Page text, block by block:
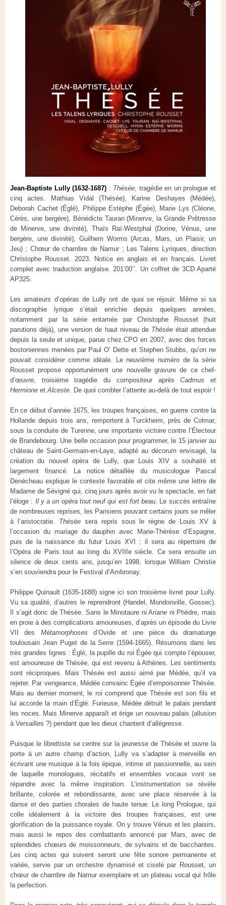
Jean-Baptiste Lully (1632-1687) : Thésée , tragédie en un prologue et
cinq actes. Mathias Vidal (Thésée), Karine Deshayes (Médée),
Deborah Cachet (Églé), Philippe Estèphe (Égée), Marie Lys (Cléone,
Cérès, une bergère), Bénédicte Tauran (Minerve, la Grande Prêtresse
de Minerve, une divinité), Thaïs Raï-Westphal (Dorine, Vénus, une
bergère, une divinité), Guilhem Worms (Arcas, Mars, un Plaisir, un
Jeu) ; Chœur de chambre de Namur ; Les Talens Lyriques, direction
Christophe Rousset. 2023. Notice en anglais et en français. Livret
complet avec traduction anglaise. 201’00’’. Un coffret de 3CD Aparté
AP325.
Les amateurs d’opéras de Lully ont de quoi se réjouir. Même si sa
discographie lyrique s’était enrichie depuis quelques années,
notamment par la série entamée par Christophe Rousset (huit
parutions déjà), une version de haut niveau de Théséeétait attendue
depuis la seule et unique, parue chez CPO en 2007, avec des forces
bostoniennes menées par Paul O’ Dette et Stephen Stubbs, qu’on ne
pouvait considérer comme idéale. Le neuvième numéro de la série
Rousset propose opportunément une nouvelle gravure de ce chef-
d’œuvre, troisième tragédie du compositeur aprèsCadmus et
Hermione et Alceste . De quoi combler l’attente au-delà de tout espoir !
En ce début d’année 1675, les troupes françaises, en guerre contre la
Hollande depuis trois ans, remportent à Turckheim, près de Colmar,
sous la conduite de Turenne, une importante victoire contre l’Électeur
de Brandebourg. Une belle occasion pour programmer, le 15 janvier au
château de Saint-Germain-en-Laye, adapté au décorum envisagé, la
création du nouvel opéra de Lully, que Louis XIV a souhaité et
largement financé. La notice détaillée du musicologue Pascal
Denécheau explique le contexte favorable et cite même une lettre de
Madame de Sévigné qui, cinq jours après avoir vu le spectacle, en fait
l’éloge : Il y a un opéra tout neuf qui est fort beau . Le succès entraîne
de nombreuses reprises, les Parisiens pouvant certains jours se mêler
à l’aristocratie. Théséesera repris sous le règne de Louis XV à
l’occasion du mariage du dauphin avec Marie-Thérèse d’Espagne,
puis de la naissance du futur Louis XVI ; il sera au répertoire de
l’Opéra de Paris tout au long du XVIIIe siècle. Ce sera ensuite un
silence de deux cents ans, jusqu’en 1998, lorsque William Christie
s’en souviendra pour le Festival d’Ambronay.
Philippe Quinault (1635-1688) signe ici son troisième livret pour Lully.
Vu sa qualité, d’autres le reprendront (Handel, Mondonville, Gossec).
Il s’agit donc de Thésée. Sans le Minotaure ni Ariane ni Phèdre, mais
en proie à des complications amoureuses, d’après un épisode du Livre
VII des Métamorphosesd’Ovide et une pièce du dramaturge
toulousain Jean Puget de la Serre (1594-1665). Résumons dans les
très grandes lignes : Églé, la pupille du roi Égée qui compte l’épouser,
est amoureuse de Thésée, qui est revenu à Athènes. Les sentiments
sont réciproques. Mais Thésée est aussi aimé par Médée, qu’il va
rejeter. Par vengeance, Médée convainc Égée d’empoisonner Thésée.
Mais au dernier moment, le roi comprend que Thésée est son fils et
lui accorde la main d’Églé. Furieuse, Médée détruit le palais pendant
les noces. Mais Minerve apparaît et érige un nouveau palais (allusion
à Versailles ?) pendant que les dieux chantent d’allégresse.
Puisque le librettiste se centre sur la jeunesse de Thésée et ouvre la
porte à un autre champ d’action, Lully va s’adapter à merveille en
écrivant une musique à la fois épique, intime et passionnelle, au sein
de laquelle monologues, récitatifs et ensembles vocaux vont se
répandre avec la même inspiration. L’instrumentation se révèle
brillante, colorée et rebondissante, avec une place réservée à la
danse et des parties chorales de haute tenue. Le long Prologue, qui
colle idéalement à la victoire des troupes françaises, est une
glorification de la puissance royale. On y trouve Vénus et les plaisirs,
mais aussi le repos des combattants annoncé par Mars, avec de
splendides chœurs de moissonneurs, de sylvains et de bacchantes.
Les cinq actes qui suivent seront une fête sonore permanente et
variée, servie par un orchestre dynamisé et ciselé par Rousset, un
chœur de chambre de Namur exemplaire et un plateau vocal qui frôle
la perfection.